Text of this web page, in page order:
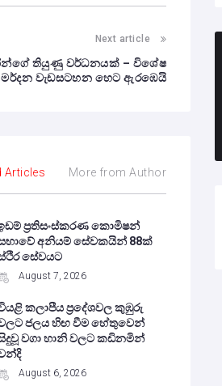
Next article
තියුණු වර්ධනයක් – විශේෂ
මර්දන වැඩසටහන හෙට ඇරඹෙයි
Articles More from Author
ප්‍රතිසංස්කරණ කොමිෂන්
අනියම් සේවකයින් 88ක්
සේවයට
August 7, 2026
කලාපීය ප්‍රදේශවල කුඹුරු
ජලය හිඟ වීම හේතුවෙන්
වගා හානි වලට කඩිනමින්
August 6, 2026